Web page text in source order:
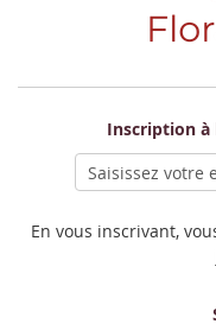
Inscription à
En vous inscrivant,